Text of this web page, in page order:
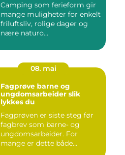
Camping som ferieform gir
mange muligheter for enkelt
friluftsliv, rolige dager og
nære naturo...
08. mai
Fagprøve barne og
ungdomsarbeider slik
lykkes du
Fagprøven er siste steg før
fagbrev som barne- og
ungdomsarbeider. For
mange er dette både